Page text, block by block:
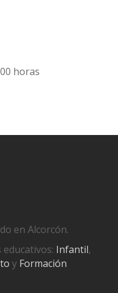
horas
en Alcorcón.
Infantil,
y Formación